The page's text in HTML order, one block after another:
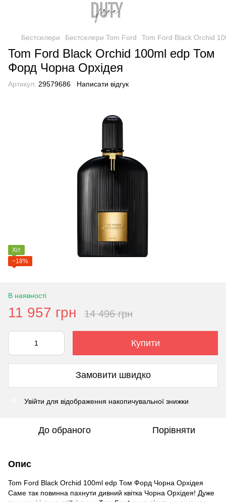
Бестселери Бестселери Tom Ford Tom Ford Black Orchid
Tom Ford Black Orchid 100ml edp Том
Форд Чорна Орхідея
Артикул: 29579686 Написати відгук
Хіт
−18%
В наявності
11 957 грн 14 496 грн
Купити
Замовити швидко
Увійти для відображення накопичувальної знижки
До обраного Порівняти
Опис
Tom Ford Black Orchid 100ml edp Том Форд Чорна Орхідея
Саме так повинна пахнути дивний квітка Чорна Орхідея! Дуже